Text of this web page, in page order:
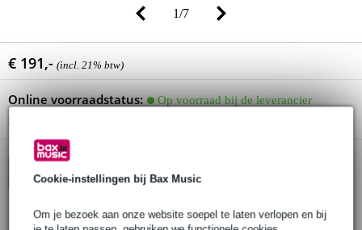
Cookie-instellingen bij Bax Music
Om je bezoek aan onze website soepel te laten verlopen en bij
1/7
€ 191,- (incl. 21% btw)
Online voorraadstatus:
Op voorraad bij de leverancier
Nog 5 stuks op voorraad bij de leverancier
In winkelwagen